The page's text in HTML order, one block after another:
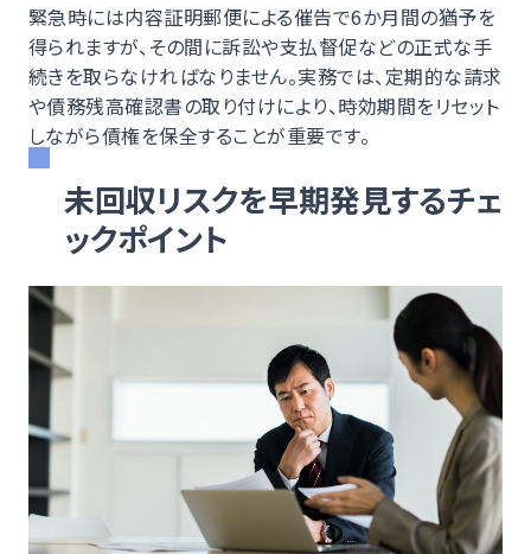
緊急時には内容証明郵便による催告で6か月間の猶予を
得られますが、その間に訴訟や支払督促などの正式な手
続きを取らなければなりません。実務では、定期的な請求
や債務残高確認書の取り付けにより、時効期間をリセット
しながら債権を保全することが重要です。
未回収リスクを早期発見するチェ
ックポイント